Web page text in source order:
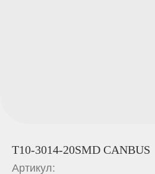
T10-3014-20SMD CANBUS
Артикул: